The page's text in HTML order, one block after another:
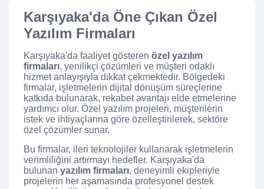
Karşıyaka'da Öne Çıkan Özel
Yazılım Firmaları
Karşıyaka'da faaliyet gösteren özel yazılım
firmaları, yenilikçi çözümleri ve müşteri odaklı
hizmet anlayışıyla dikkat çekmektedir. Bölgedeki
firmalar, işletmelerin dijital dönüşüm süreçlerine
katkıda bulunarak, rekabet avantajı elde etmelerine
yardımcı olur. Özel yazılım projeleri, müşterilerin
istek ve ihtiyaçlarına göre özelleştirilerek, sektöre
özel çözümler sunar.
Bu firmalar, ileri teknolojiler kullanarak işletmelerin
verimliliğini artırmayı hedefler. Karşıyaka'da
bulunan yazılım firmaları, deneyimli ekipleriyle
projelerin her aşamasında profesyonel destek